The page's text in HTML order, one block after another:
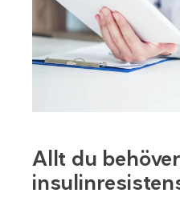
Allt du